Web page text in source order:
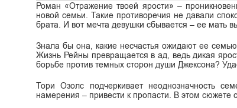
Роман «Отражение твоей ярости» –
новой семьи. Такие противоречия не давали
брата. И вот мечта девушки сбывается – ее мать
Знала бы она, какие несчастья ожидают ее
Жизнь Рейны превращается в ад, ведь дикая
борьбе против темных сторон души Джексона?
Тори Озолс подчеркивает неоднозначность
намерения – привести к пропасти. В этом сюжете